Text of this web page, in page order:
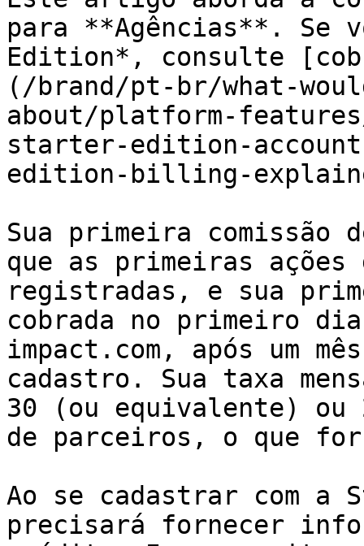
para **Agências**. Se
Edition*, consulte
(/brand/pt-br/what-
about/platform-
starter-edition-
edition-billing-
Sua primeira comissão
que as primeiras
registradas, e sua
cobrada no primeiro dia
impact.com, após um
cadastro. Sua taxa
30 (ou equivalente) ou
de parceiros, o que
Ao se cadastrar com a
precisará fornecer